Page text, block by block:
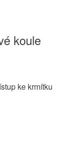
koule
ke krmítku